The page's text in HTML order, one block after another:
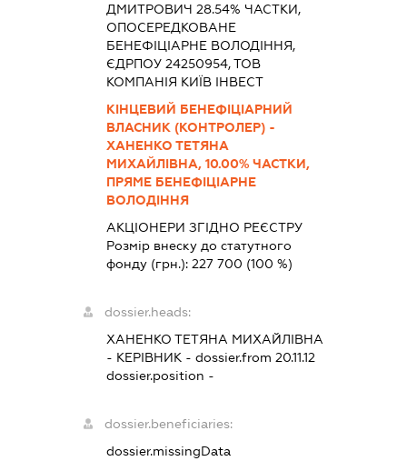
ДМИТРОВИЧ 28.54% ЧАСТКИ,
ОПОСЕРЕДКОВАНЕ
БЕНЕФІЦІАРНЕ ВОЛОДІННЯ,
ЄДРПОУ 24250954, ТОВ
КОМПАНІЯ КИЇВ ІНВЕСТ
КІНЦЕВИЙ БЕНЕФІЦІАРНИЙ
ВЛАСНИК (КОНТРОЛЕР) -
ХАНЕНКО ТЕТЯНА
МИХАЙЛІВНА, 10.00% ЧАСТКИ,
ПРЯМЕ БЕНЕФІЦІАРНЕ
ВОЛОДІННЯ
АКЦІОНЕРИ ЗГІДНО РЕЄСТРУ
Розмір внеску до статутного
фонду (грн.): 227 700 (100 %)
dossier.heads:
ХАНЕНКО ТЕТЯНА МИХАЙЛІВНА
- КЕРІВНИК - dossier.from 20.11.12
dossier.position -
dossier.beneficiaries:
dossier.missingData